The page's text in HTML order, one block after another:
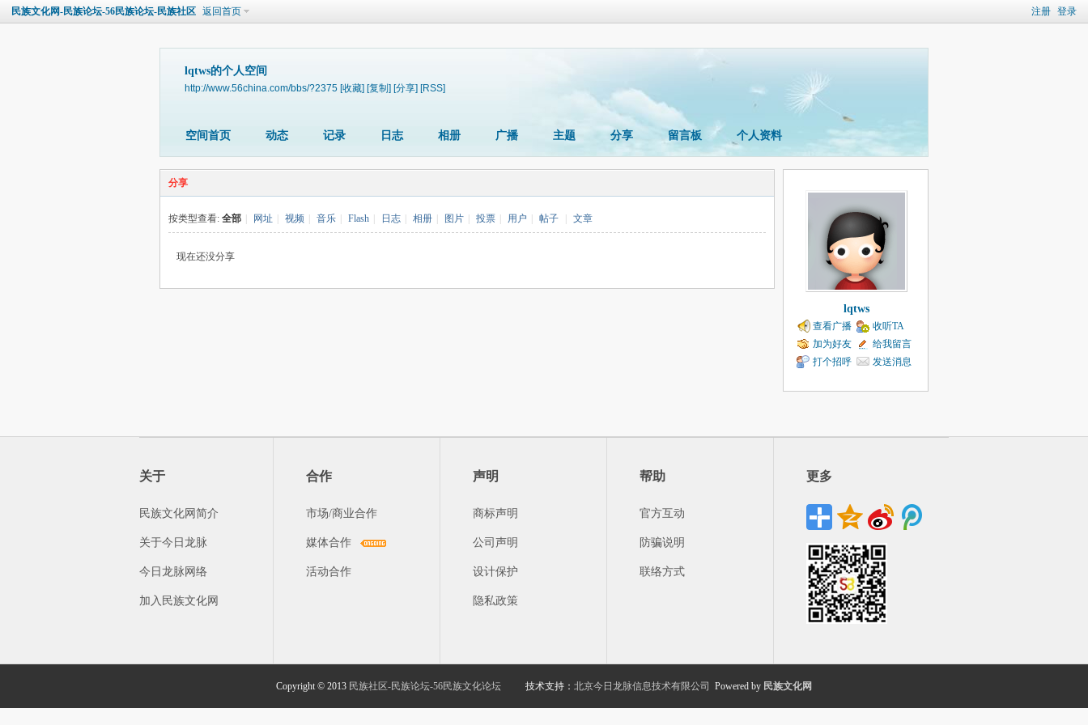
注册 登录
民族文化网-民族论坛-56民族论坛-民族社区 返回首页
lqtws的个人空间
http://www.56china.com/bbs/?2375 [收藏] [复制] [分享] [RSS]
空间首页 动态 记录 日志 相册 广播 主题 分享 留言板 个人资料
分享
按类型查看: 全部 网址 视频 音乐 Flash 日志 相册 图片 投票 用户 帖子 文章
现在还没分享
lqtws
查看广播
收听TA
加为好友
给我留言
打个招呼
发送消息
关于
民族文化网简介
关于今日龙脉
今日龙脉网络
加入民族文化网
合作
市场/商业合作
媒体合作
活动合作
声明
商标声明
公司声明
设计保护
隐私政策
帮助
官方互动
防骗说明
联络方式
更多
Copyright © 2013 民族社区-民族论坛-56民族文化论坛 技术支持： 北京今日龙脉信息技术有限公司 Powered by 民族文化网